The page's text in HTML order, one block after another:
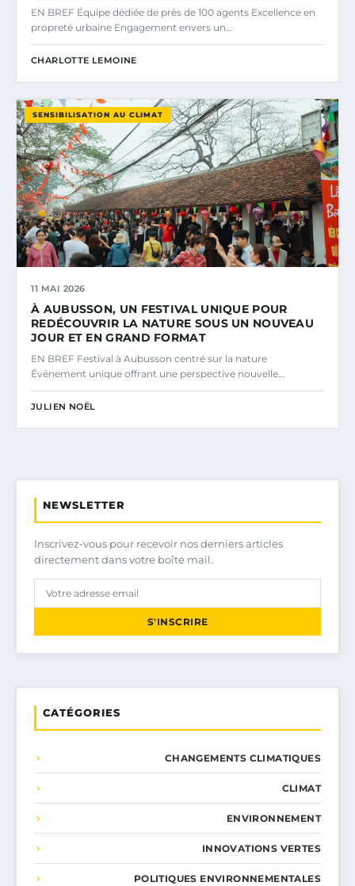
EN BREF Équipe dédiée de près de 100 agents Excellence en
propreté urbaine Engagement envers un…
CHARLOTTE LEMOINE
SENSIBILISATION AU CLIMAT
11 MAI 2026
À AUBUSSON, UN FESTIVAL UNIQUE POUR
REDÉCOUVRIR LA NATURE SOUS UN NOUVEAU
JOUR ET EN GRAND FORMAT
EN BREF Festival à Aubusson centré sur la nature
Événement unique offrant une perspective nouvelle…
JULIEN NOËL
NEWSLETTER
Inscrivez-vous pour recevoir nos derniers articles
directement dans votre boîte mail.
S'INSCRIRE
CATÉGORIES
CHANGEMENTS CLIMATIQUES
CLIMAT
ENVIRONNEMENT
INNOVATIONS VERTES
POLITIQUES ENVIRONNEMENTALES